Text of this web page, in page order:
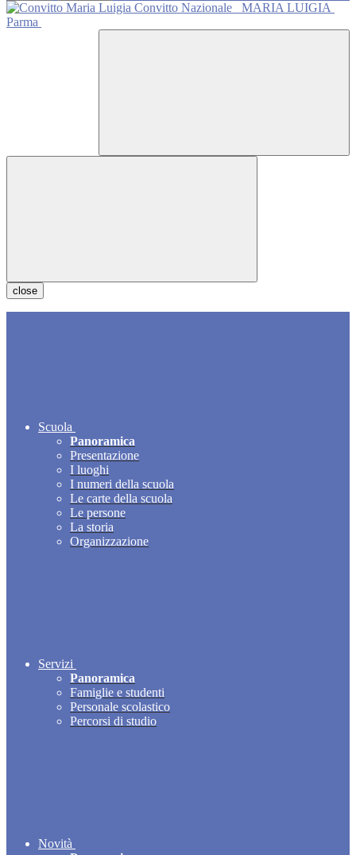
Convitto Nazionale
MARIA LUIGIA
Parma
close
Scuola
Panoramica
Presentazione
I luoghi
I numeri della scuola
Le carte della scuola
Le persone
La storia
Organizzazione
Servizi
Panoramica
Famiglie e studenti
Personale scolastico
Percorsi di studio
Novità